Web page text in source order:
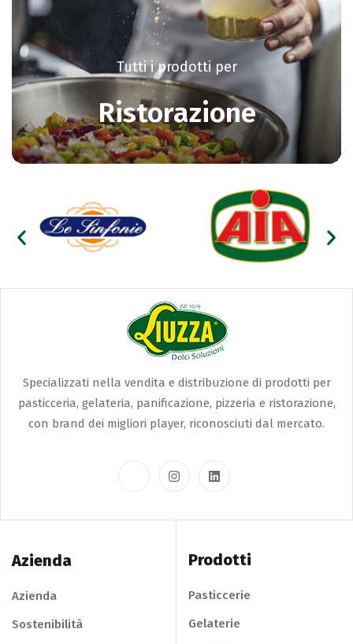
Tutti i prodotti per
Ristorazione
Specializzati nella vendita e distribuzione di prodotti per
pasticceria, gelateria, panificazione, pizzeria e ristorazione,
con brand dei migliori player, riconosciuti dal mercato.
Azienda
Azienda
Sostenibilità
Prodotti
Pasticcerie
Gelaterie